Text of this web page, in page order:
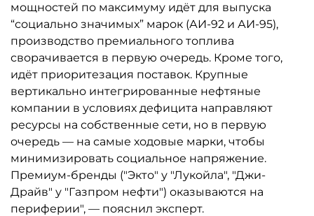
мощностей по максимуму идёт для выпуска
“социально значимых” марок (АИ-92 и АИ-95),
производство премиального топлива
сворачивается в первую очередь. Кроме того,
идёт приоритезация поставок. Крупные
вертикально интегрированные нефтяные
компании в условиях дефицита направляют
ресурсы на собственные сети, но в первую
очередь — на самые ходовые марки, чтобы
минимизировать социальное напряжение.
Премиум-бренды ("Экто" у "Лукойла", "Джи-
Драйв" у "Газпром нефти") оказываются на
периферии", — пояснил эксперт.